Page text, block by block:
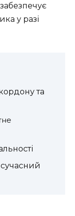
у разі
та